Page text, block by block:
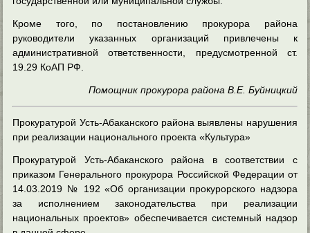
Кроме того, по постановлению прокурора района
руководители указанных организаций привлечены к
административной ответственности, предусмотренной ст.
19.29 КоАП РФ.
Помощник прокурора района В.Е. Буйницкий
Прокуратурой Усть-Абаканского района выявлены нарушения
при реализации национального проекта «Культура»
Прокуратурой Усть-Абаканского района в соответствии с
приказом Генерального прокурора Российской Федерации от
14.03.2019 № 192 «Об организации прокурорского надзора
за исполнением законодательства при реализации
национальных проектов» обеспечивается системный надзор